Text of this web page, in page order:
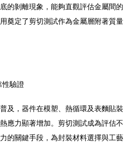
的剝離現象，能夠直觀評估金屬間的
奠定了剪切測試作為金屬層附著質量
性驗證
及，器件在模塑、熱循環及表麵貼裝
應力顯著增加。剪切測試成為評估不
的關鍵手段，為封裝材料選擇與工藝